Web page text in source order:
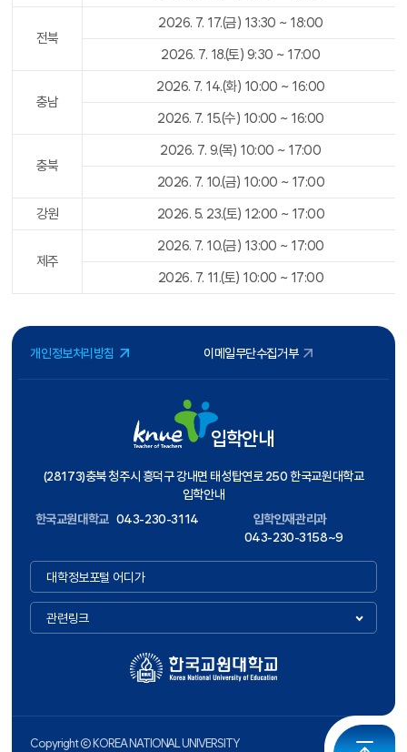
전북
2026. 7. 17.(금) 13:30 ~ 18:00
2026. 7. 18.(토) 9:30 ~ 17:00
충남
2026. 7. 14.(화) 10:00 ~ 16:00
2026. 7. 15.(수) 10:00 ~ 16:00
충북
2026. 7. 9.(목) 10:00 ~ 17:00
2026. 7. 10.(금) 10:00 ~ 17:00
강원
2026. 5. 23.(토) 12:00 ~ 17:00
제주
2026. 7. 10.(금) 13:00 ~ 17:00
2026. 7. 11.(토) 10:00 ~ 17:00
개인정보처리방침 이메일무단수집거부
입학안내
(28173)충북 청주시 흥덕구 강내면 태성탑연로 250 한국교원대학교
입학안내
한국교원대학교 043-230-3114
입학인재관리과
043-230-3158~9
대학정보포털 어디가
관련링크
Copyright ⓒ KOREA NATIONAL UNIVERSITY